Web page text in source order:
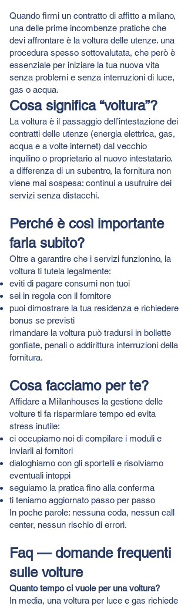
Quando firmi un contratto di affitto a milano,
una delle prime incombenze pratiche che
devi affrontare è la voltura delle utenze. una
procedura spesso sottovalutata, che però è
essenziale per iniziare la tua nuova vita
senza problemi e senza interruzioni di luce,
gas o acqua.
Cosa significa “voltura”?
La voltura è il passaggio dell’intestazione dei
contratti delle utenze (energia elettrica, gas,
acqua e a volte internet) dal vecchio
inquilino o proprietario al nuovo intestatario.
a differenza di un subentro, la fornitura non
viene mai sospesa: continui a usufruire dei
servizi senza distacchi.
Perché è così importante
farla subito?
Oltre a garantire che i servizi funzionino, la
voltura ti tutela legalmente:
eviti di pagare consumi non tuoi
sei in regola con il fornitore
puoi dimostrare la tua residenza e richiedere
bonus se previsti
rimandare la voltura può tradursi in bollette
gonfiate, penali o addirittura interruzioni della
fornitura.
Cosa facciamo per te?
Affidare a Miilanhouses la gestione delle
volture ti fa risparmiare tempo ed evita
stress inutile:
ci occupiamo noi di compilare i moduli e
inviarli ai fornitori
dialoghiamo con gli sportelli e risolviamo
eventuali intoppi
seguiamo la pratica fino alla conferma
ti teniamo aggiornato passo per passo
In poche parole: nessuna coda, nessun call
center, nessun rischio di errori.
Faq — domande frequenti
sulle volture
Quanto tempo ci vuole per una voltura?
In media, una voltura per luce e gas richiede